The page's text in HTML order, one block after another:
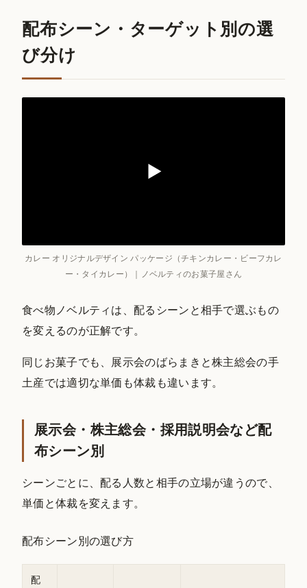
配布シーン・ターゲット別の選
び分け
カレー オリジナルデザイン パッケージ（チキンカレー・ビーフカレ
ー・タイカレー）｜ノベルティのお菓子屋さん
食べ物ノベルティは、配るシーンと相手で選ぶもの
を変えるのが正解です。
同じお菓子でも、展示会のばらまきと株主総会の手
土産では適切な単価も体裁も違います。
展示会・株主総会・採用説明会など配
布シーン別
シーンごとに、配る人数と相手の立場が違うので、
単価と体裁を変えます。
配布シーン別の選び方
配